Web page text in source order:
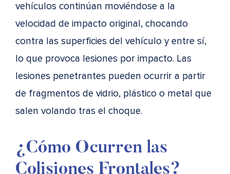
vehículos continúan moviéndose a la
velocidad de impacto original, chocando
contra las superficies del vehículo y entre sí,
lo que provoca lesiones por impacto. Las
lesiones penetrantes pueden ocurrir a partir
de fragmentos de vidrio, plástico o metal que
salen volando tras el choque.
¿Cómo Ocurren las
Colisiones Frontales?